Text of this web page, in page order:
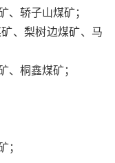
轿子山煤矿；
、梨树边煤矿、马
桐鑫煤矿；
；